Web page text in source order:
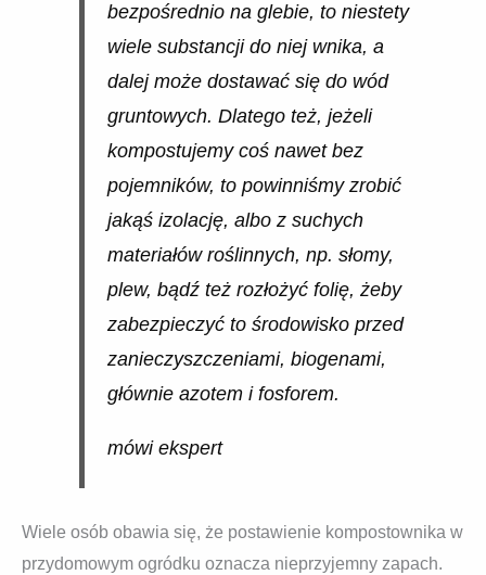
bezpośrednio na glebie, to niestety
wiele substancji do niej wnika, a
dalej może dostawać się do wód
gruntowych. Dlatego też, jeżeli
kompostujemy coś nawet bez
pojemników, to powinniśmy zrobić
jakąś izolację, albo z suchych
materiałów roślinnych, np. słomy,
plew, bądź też rozłożyć folię, żeby
zabezpieczyć to środowisko przed
zanieczyszczeniami, biogenami,
głównie azotem i fosforem.
mówi ekspert
Wiele osób obawia się, że postawienie kompostownika w
przydomowym ogródku oznacza nieprzyjemny zapach.